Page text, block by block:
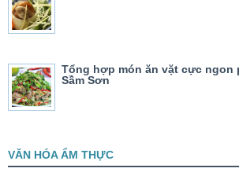
Tổng hợp món ăn vặt cực ngon
Sầm Sơn
VĂN HÓA ẨM THỰC